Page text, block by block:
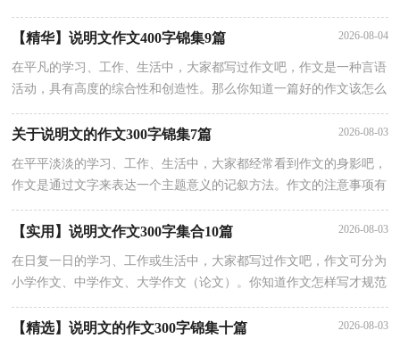
【精华】说明文作文400字锦集9篇 2026-08-04
在平凡的学习、工作、生活中，大家都写过作文吧，作文是一种言语
活动，具有高度的综合性和创造性。那么你知道一篇好的作文该怎么
关于说明文的作文300字锦集7篇 2026-08-03
在平平淡淡的学习、工作、生活中，大家都经常看到作文的身影吧，
作文是通过文字来表达一个主题意义的记叙方法。作文的注意事项有
许多，你确定会写吗？以下是小编整理的说明文的作文300字7篇，希
【实用】说明文作文300字集合10篇 2026-08-03
在日复一日的学习、工作或生活中，大家都写过作文吧，作文可分为
小学作文、中学作文、大学作文（论文）。你知道作文怎样写才规范
【精选】说明文的作文300字锦集十篇 2026-08-03